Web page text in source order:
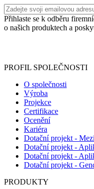
Přihlaste se k odběru
o našich produktech a
PROFIL SPOLEČNOSTI
O společnosti
Výroba
Projekce
Certifikace
Ocenění
Kariéra
Dotační projekt -
Dotační projekt -
Dotační projekt -
Dotační projekt -
PRODUKTY